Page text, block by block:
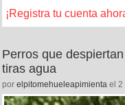
¡Registra tu cuenta
Perros que
tiras agua
por elpitomehueleapimienta el 2